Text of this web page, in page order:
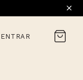
ENTRAR